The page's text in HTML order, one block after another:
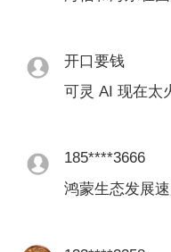
认可度持续走
化系统体验，
短板，在扩大
件配套能力，
发展。
390万的宇树载
开口要钱
可灵 AI 现在太
185****3666
鸿蒙生态发展速